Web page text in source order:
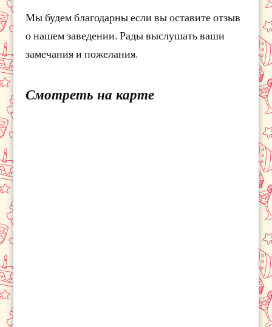
Мы будем благодарны если вы оставите отзыв
о нашем заведении. Рады выслушать ваши
замечания и пожелания.
Смотреть на карте